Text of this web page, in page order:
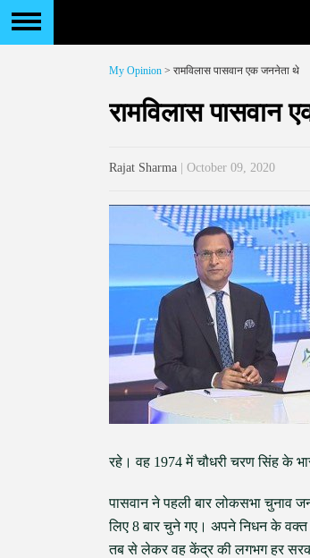
My Opinion > रामविलास पासवान एक जननेता थे
रामविलास पासवान
Rajat Sharma | October 09, 2020
रहे। वह 1974 में चौधरी चरण सिंह के
पासवान ने पहली बार लोकसभा चुनाव
लिए 8 बार चुने गए। अपने निधन के
तब से लेकर वह केंद्र की लगभग हर